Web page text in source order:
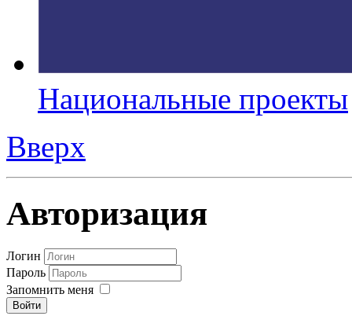
Национальные проекты
Вверх
Авторизация
Логин
Пароль
Запомнить меня
Войти